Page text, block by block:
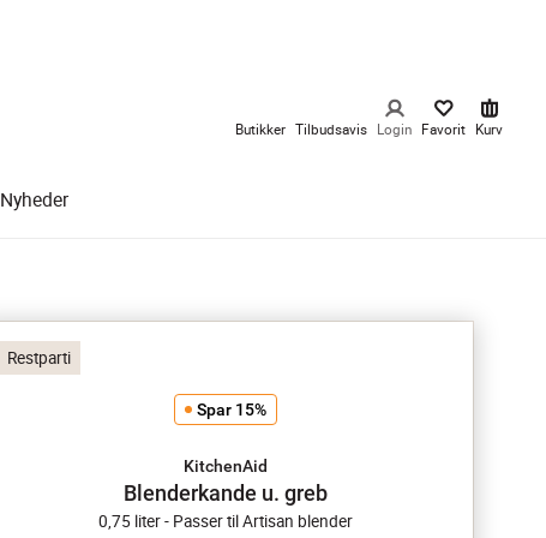
Butikker Tilbudsavis Login Favorit Kurv
Nyheder
Restparti
Spar 15%
KitchenAid
Blenderkande u. greb
0,75 liter - Passer til Artisan blender